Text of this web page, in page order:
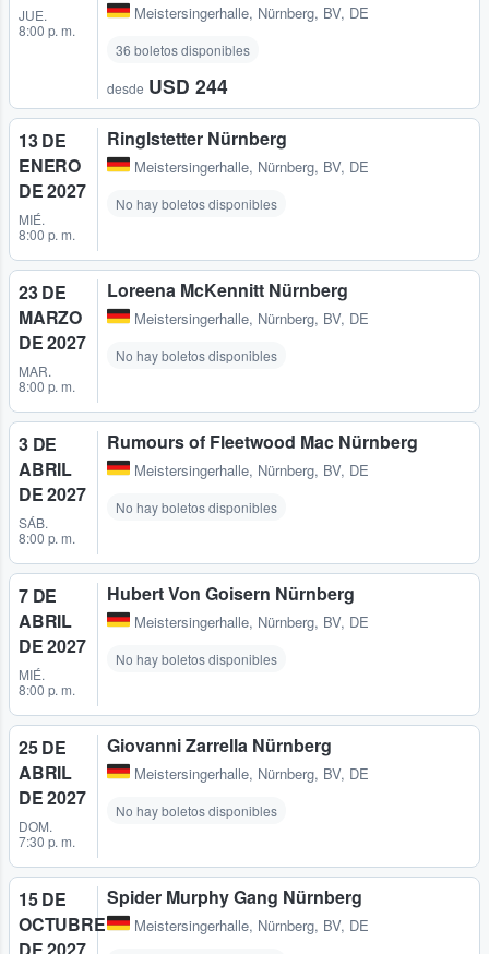
JUE.
8:00 p. m.
Meistersingerhalle, Nürnberg, BV, DE
36 boletos disponibles
desde USD 244
13 DE
ENERO
DE 2027
MIÉ.
8:00 p. m.
Ringlstetter Nürnberg
Meistersingerhalle, Nürnberg, BV, DE
No hay boletos disponibles
23 DE
MARZO
DE 2027
MAR.
8:00 p. m.
Loreena McKennitt Nürnberg
Meistersingerhalle, Nürnberg, BV, DE
No hay boletos disponibles
3 DE
ABRIL
DE 2027
SÁB.
8:00 p. m.
Rumours of Fleetwood Mac Nürnberg
Meistersingerhalle, Nürnberg, BV, DE
No hay boletos disponibles
7 DE
ABRIL
DE 2027
MIÉ.
8:00 p. m.
Hubert Von Goisern Nürnberg
Meistersingerhalle, Nürnberg, BV, DE
No hay boletos disponibles
25 DE
ABRIL
DE 2027
DOM.
7:30 p. m.
Giovanni Zarrella Nürnberg
Meistersingerhalle, Nürnberg, BV, DE
No hay boletos disponibles
15 DE
OCTUBRE
DE 2027
Spider Murphy Gang Nürnberg
Meistersingerhalle, Nürnberg, BV, DE